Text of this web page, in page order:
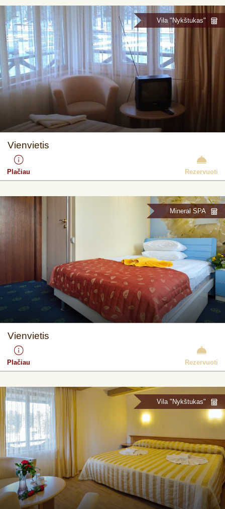
Vila "Nykštukas"
Vienvietis
Plačiau Rezervuoti
Mineral SPA
Vienvietis
Plačiau Rezervuoti
Vila "Nykštukas"